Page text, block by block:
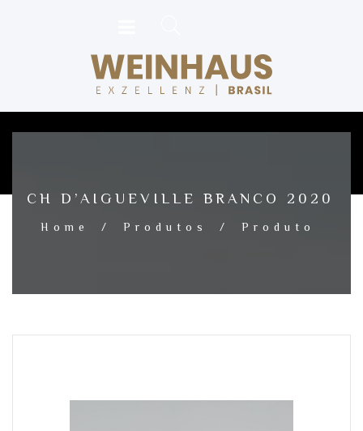
CH D’AIGUEVILLE BRANCO 2020
Home / Produtos / Produto